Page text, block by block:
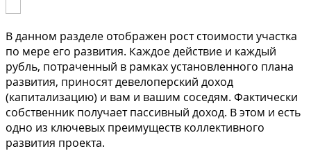
В данном разделе отображен рост стоимости участка
по мере его развития. Каждое действие и каждый
рубль, потраченный в рамках установленного плана
развития, приносят девелоперский доход
(капитализацию) и вам и вашим соседям. Фактически
собственник получает пассивный доход. В этом и есть
одно из ключевых преимуществ коллективного
развития проекта.